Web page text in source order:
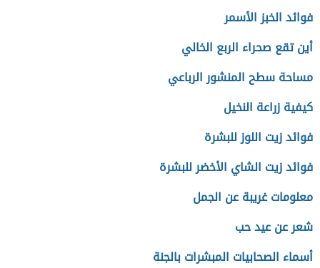
فوائد الخبز الأسمر
أين تقع صحراء الربع الخالي
مساحة سطح المنشور الرباعي
كيفية زراعة النخيل
فوائد زيت اللوز للبشرة
فوائد زيت الشاي الأخضر للبشرة
معلومات غريبة عن الجمل
شعر عن عيد حب
أسماء الصحابيات المبشرات بالجنة